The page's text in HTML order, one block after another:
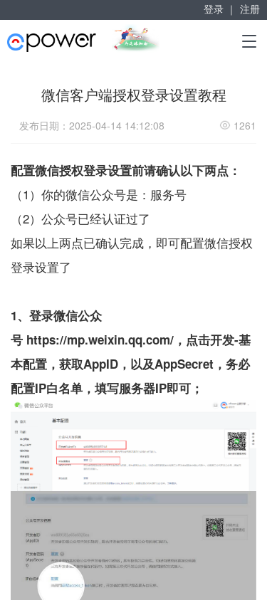
T
n
o
赋能“大众创业”
掘金万亿企业服务市场！
登录 ｜ 注册
微信客户端授权登录设置教程
发布日期：2025-04-14 14:12:08 1261
配置微信授权登录设置前请确认以下两点：
（1）你的微信公众号是：服务号
（2）公众号已经认证过了
如果以上两点已确认完成，即可配置微信授权
登录设置了
1、登录微信公众
号 https://mp.weixin.qq.com/ ，点击开发-基
本配置，获取AppID，以及AppSecret，务必
配置IP白名单，填写服务器IP即可；